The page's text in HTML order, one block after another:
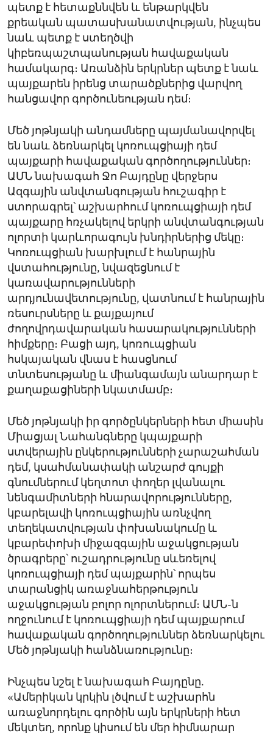
պետք է հետաքննվեն և ենթարկվեն
քրեական պատասխանատվության, ինչպես
նաև պետք է ստեղծվի
կիբեռպաշտպանության հավաքական
համակարգ։ Առանձին երկրներ պետք է նաև
պայքարեն իրենց տարածքներից վարվող
հանցավոր գործունեության դեմ։
Մեծ յոթնյակի անդամները պայմանավորվել
են նաև ձեռնարկել կոռուպցիայի դեմ
պայքարի հավաքական գործողություններ։
ԱՄՆ նախագահ Ջո Բայդընը վերջերս
Ազգային անվտանգության հուշագիր է
ստորագրել՝ աշխարհում կոռուպցիայի դեմ
պայքարը հռչակելով երկրի անվտանգության
ոլորտի կարևորագույն խնդիրներից մեկը։
Կոռուպցիան խարխլում է հանրային
վստահությունը, նվազեցնում է
կառավարությունների
արդյունավետությունը, վատնում է հանրային
ռեսուրսները և քայքայում
ժողովրդավարական հասարակությունների
հիմքերը։ Բացի այդ, կոռուպցիան
հսկայական վնաս է հասցնում
տնտեսությանը և միանգամայն անարդար է
քաղաքացիների նկատմամբ։
Մեծ յոթնյակի իր գործընկերների հետ միասին
Միացյալ Նահանգները կպայքարի
ստվերային ընկերությունների չարաշահման
դեմ, կսահմանափակի անշարժ գույքի
գնումներում կեղտոտ փողեր լվանալու
նենգամիտների հնարավորությունները,
կբարելավի կոռուպցիային առնչվող
տեղեկատվության փոխանակումը և
կբարեփոխի միջազգային աջակցության
ծրագրերը՝ ուշադրությունը սևեռելով
կոռուպցիայի դեմ պայքարին՝ որպես
տարանցիկ առաջնահերթություն
աջակցության բոլոր ոլորտներում։ ԱՄՆ-ն
ողջունում է կոռուպցիայի դեմ պայքարում
հավաքական գործողություններ ձեռնարկելու
Մեծ յոթնյակի հանձնառությունը։
Ինչպես նշել է նախագահ Բայդընը.
«Ամերիկան կրկին լծվում է աշխարհն
առաջնորդելու գործին այն երկրների հետ
մեկտեղ, որոնք կիսում են մեր հիմնարար